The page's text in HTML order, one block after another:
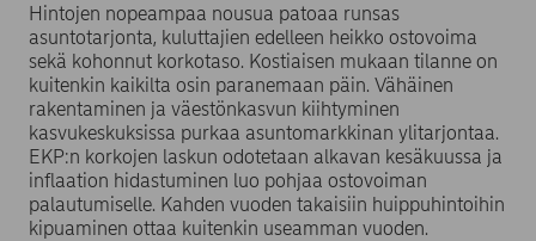
Hintojen nopeampaa nousua patoaa runsas
asuntotarjonta, kuluttajien edelleen heikko ostovoima
sekä kohonnut korkotaso. Kostiaisen mukaan tilanne on
kuitenkin kaikilta osin paranemaan päin. Vähäinen
rakentaminen ja väestönkasvun kiihtyminen
kasvukeskuksissa purkaa asuntomarkkinan ylitarjontaa.
EKP:n korkojen laskun odotetaan alkavan kesäkuussa ja
inflaation hidastuminen luo pohjaa ostovoiman
palautumiselle. Kahden vuoden takaisiin huippuhintoihin
kipuaminen ottaa kuitenkin useamman vuoden.